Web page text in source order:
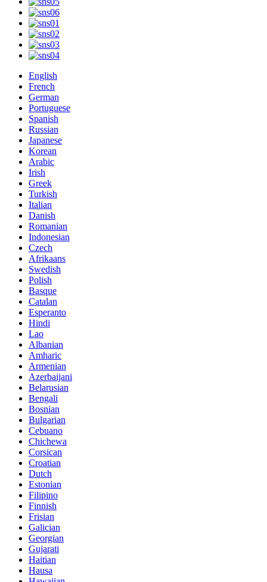
English
French
German
Portuguese
Spanish
Russian
Japanese
Korean
Arabic
Irish
Greek
Turkish
Italian
Danish
Romanian
Indonesian
Czech
Afrikaans
Swedish
Polish
Basque
Catalan
Esperanto
Hindi
Lao
Albanian
Amharic
Armenian
Azerbaijani
Belarusian
Bengali
Bosnian
Bulgarian
Cebuano
Chichewa
Corsican
Croatian
Dutch
Estonian
Filipino
Finnish
Frisian
Galician
Georgian
Gujarati
Haitian
Hausa